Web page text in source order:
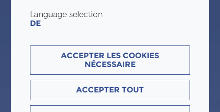
Language selection
DE
ACCEPTER LES COOKIES
NÉCESSAIRE
ACCEPTER TOUT